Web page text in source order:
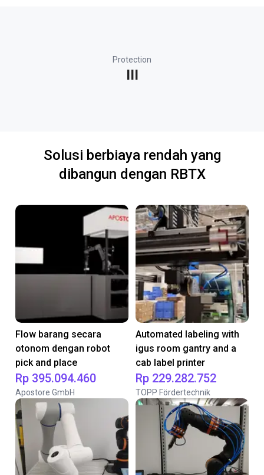
Protection
III
Solusi berbiaya rendah yang
dibangun dengan RBTX
Flow barang secara
otonom dengan robot
pick and place
Rp 395.094.460
Apostore GmbH
Automated labeling with
igus room gantry and a
cab label printer
Rp 229.282.752
TOPP Fördertechnik